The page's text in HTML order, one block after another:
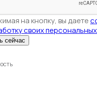
на кнопку, вы даете
своих